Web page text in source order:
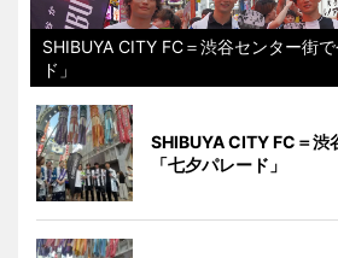
SHIBUYA CITY FC＝渋谷センター街
ド」
SHIBUYA CITY FC＝渋
「七夕パレード」